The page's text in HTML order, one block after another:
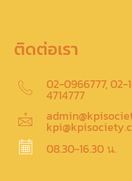
ติดต่อเรา
02-0966777, 02-
4714777
08.30-16.30 น.